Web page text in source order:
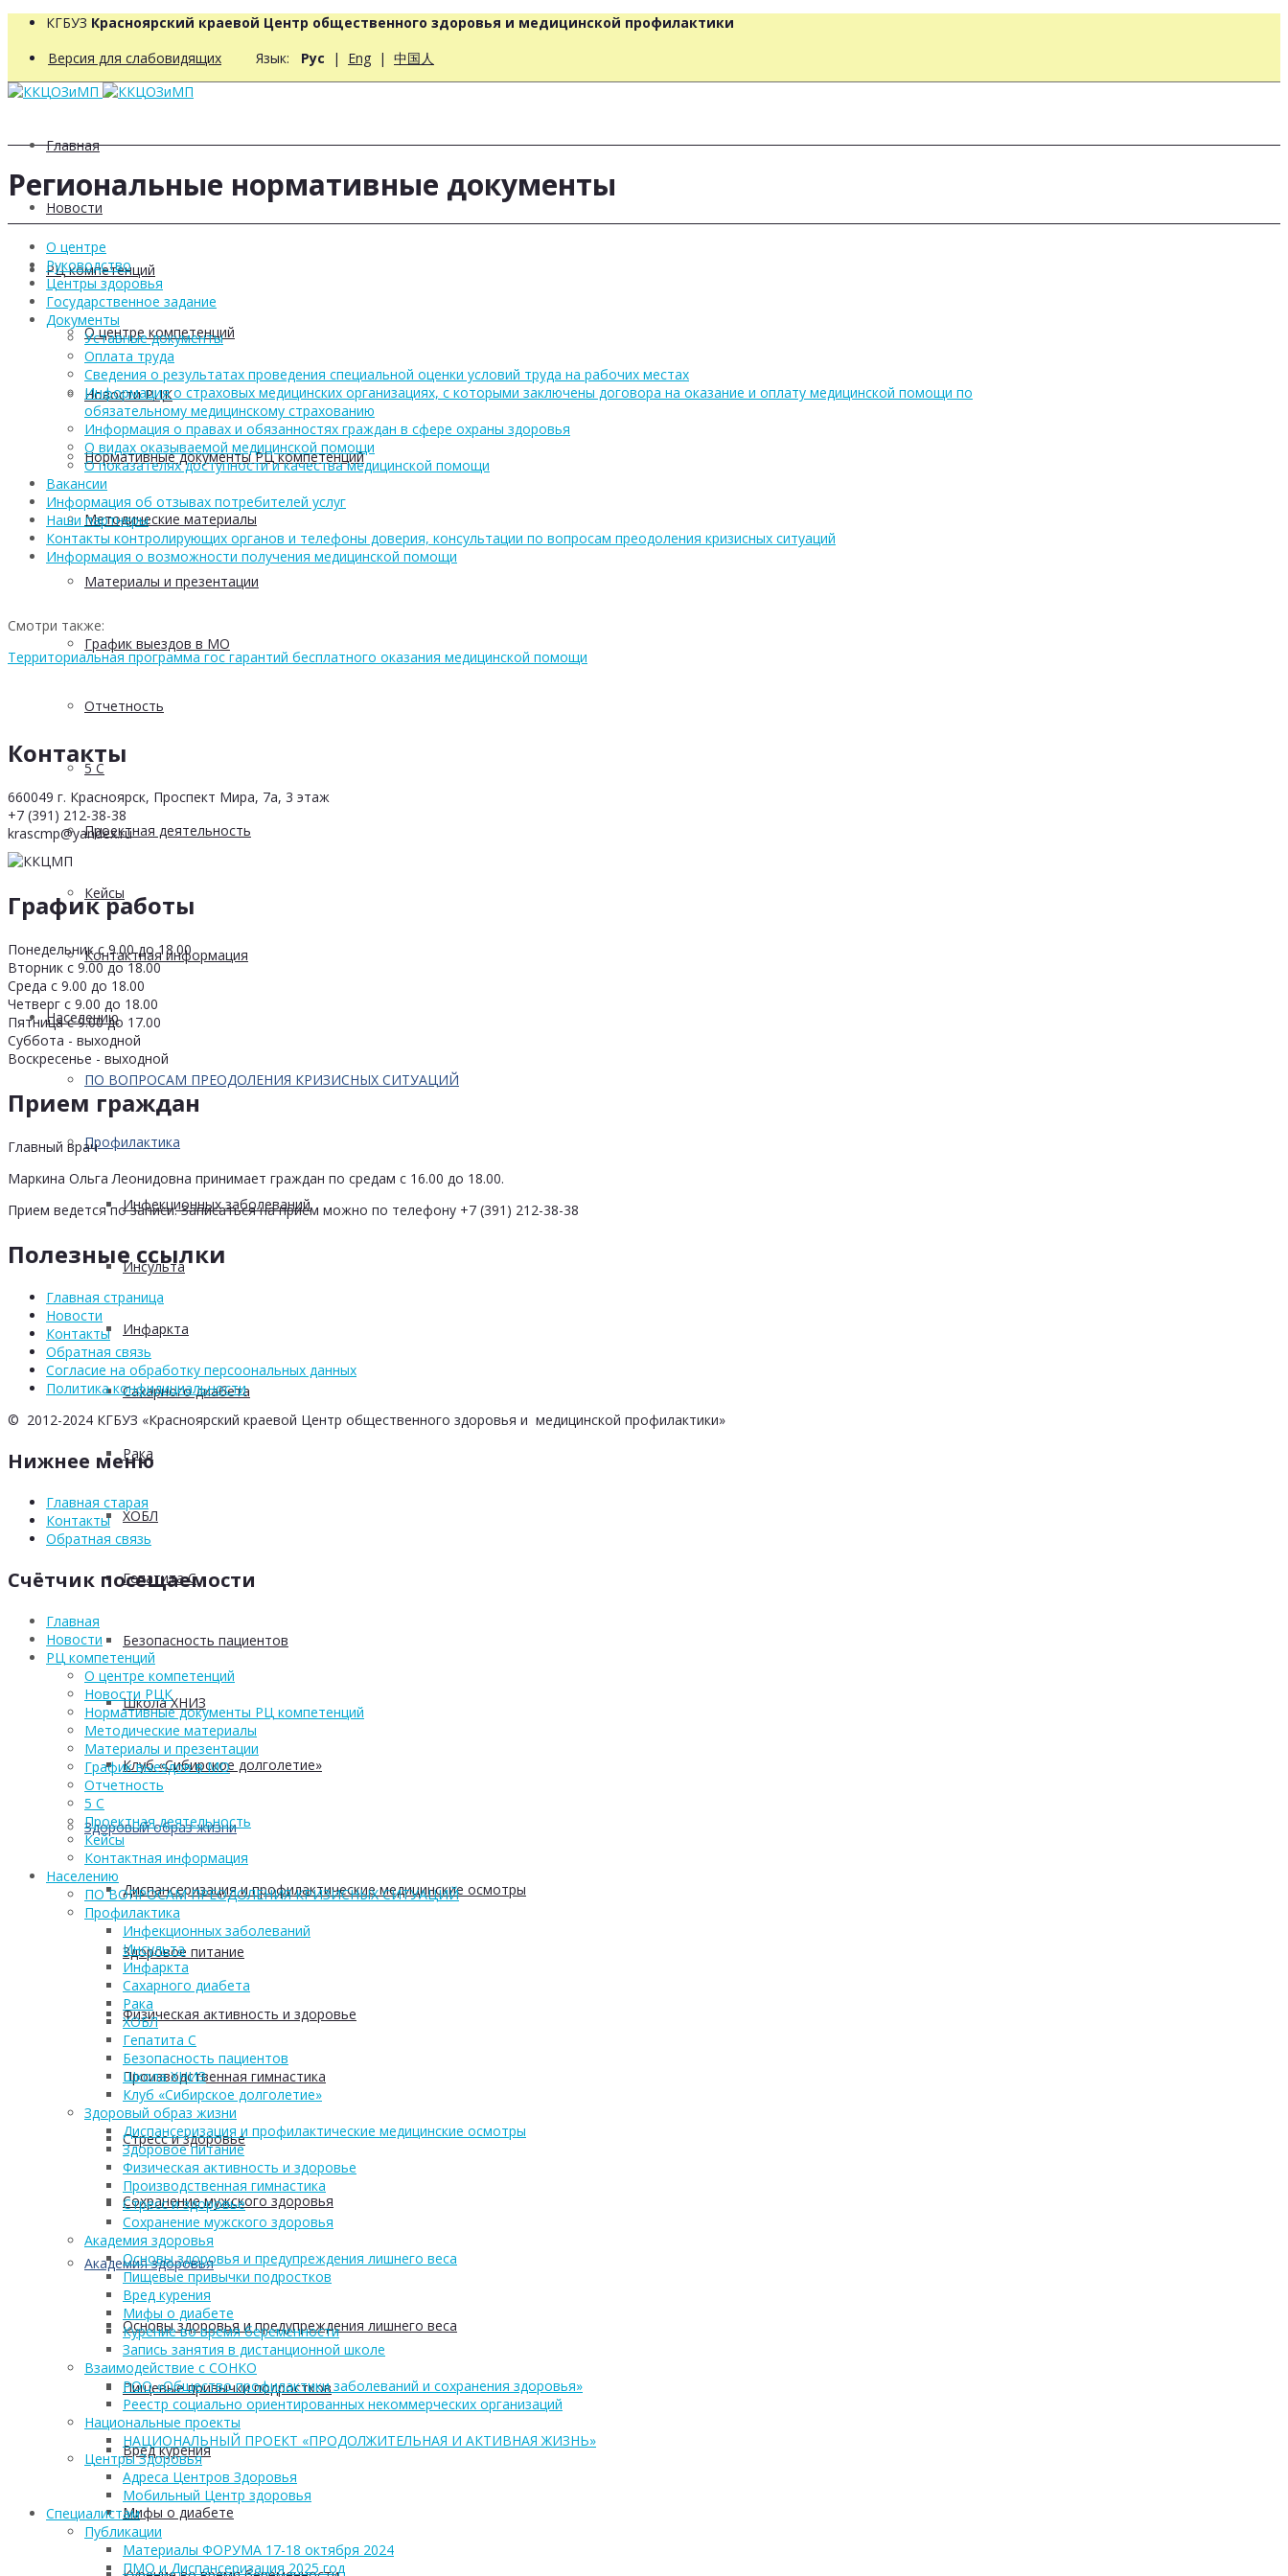
КГБУЗ Красноярский краевой Центр общественного здоровья и медицинской профилактики
Версия для слабовидящих Язык: Рус | Eng | 中国人
Главная
Новости
РЦ компетенций
О центре компетенций
Новости РЦК
Нормативные документы РЦ компетенций
Методические материалы
Материалы и презентации
График выездов в МО
Отчетность
5 С
Проектная деятельность
Кейсы
Контактная информация
Населению
ПО ВОПРОСАМ ПРЕОДОЛЕНИЯ КРИЗИСНЫХ СИТУАЦИЙ
Профилактика
Инфекционных заболеваний
Инсульта
Инфаркта
Сахарного диабета
Рака
ХОБЛ
Гепатита С
Безопасность пациентов
Школа ХНИЗ
Клуб «Сибирское долголетие»
Здоровый образ жизни
Диспансеризация и профилактические медицинские осмотры
Здоровое питание
Физическая активность и здоровье
Производственная гимнастика
Стресс и здоровье
Сохранение мужского здоровья
Академия здоровья
Основы здоровья и предупреждения лишнего веса
Пищевые привычки подростков
Вред курения
Мифы о диабете
Региональные нормативные документы
О центре
Руководство
Центры здоровья
Государственное задание
Документы
Уставные документы
Оплата труда
Сведения о результатах проведения специальной оценки условий труда на рабочих местах
Информация о страховых медицинских организациях, с которыми заключены договора на оказание и оплату медицинской помощи по
обязательному медицинскому страхованию
Информация о правах и обязанностях граждан в сфере охраны здоровья
О видах оказываемой медицинской помощи
О показателях доступности и качества медицинской помощи
Вакансии
Информация об отзывах потребителей услуг
Наши партнеры
Контакты контролирующих органов и телефоны доверия, консультации по вопросам преодоления кризисных ситуаций
Информация о возможности получения медицинской помощи
Смотри также:
Территориальная программа гос гарантий бесплатного оказания медицинской помощи
Контакты
660049 г. Красноярск, Проспект Мира, 7а, 3 этаж
+7 (391) 212-38-38
krascmp@yandex.ru
График работы
Понедельник с 9.00 до 18.00
Вторник с 9.00 до 18.00
Среда с 9.00 до 18.00
Четверг с 9.00 до 18.00
Пятница с 9.00 до 17.00
Суббота - выходной
Воскресенье - выходной
Прием граждан
Главный врач
Маркина Ольга Леонидовна принимает граждан по средам с 16.00 до 18.00.
Прием ведется по записи. Записаться на прием можно по телефону +7 (391) 212-38-38
Полезные ссылки
Главная страница
Новости
Контакты
Обратная связь
Согласие на обработку персоональных данных
Политика конфидициальности
© 2012-2024 КГБУЗ «Красноярский краевой Центр общественного здоровья и медицинской профилактики»
Нижнее меню
Главная старая
Контакты
Обратная связь
Счётчик посещаемости
Главная
Новости
РЦ компетенций
О центре компетенций
Новости РЦК
Нормативные документы РЦ компетенций
Методические материалы
Материалы и презентации
График выездов в МО
Отчетность
5 С
Проектная деятельность
Кейсы
Контактная информация
Населению
ПО ВОПРОСАМ ПРЕОДОЛЕНИЯ КРИЗИСНЫХ СИТУАЦИЙ
Профилактика
Инфекционных заболеваний
Инсульта
Инфаркта
Сахарного диабета
Рака
ХОБЛ
Гепатита С
Безопасность пациентов
Школа ХНИЗ
Клуб «Сибирское долголетие»
Здоровый образ жизни
Диспансеризация и профилактические медицинские осмотры
Здоровое питание
Физическая активность и здоровье
Производственная гимнастика
Стресс и здоровье
Сохранение мужского здоровья
Академия здоровья
Основы здоровья и предупреждения лишнего веса
Пищевые привычки подростков
Вред курения
Мифы о диабете
Курение во время беременности
Запись занятия в дистанционной школе
Взаимодействие с СОНКО
РОО «Общество профилактики заболеваний и сохранения здоровья»
Реестр социально ориентированных некоммерческих организаций
Национальные проекты
НАЦИОНАЛЬНЫЙ ПРОЕКТ «ПРОДОЛЖИТЕЛЬНАЯ И АКТИВНАЯ ЖИЗНЬ»
Центры Здоровья
Адреса Центров Здоровья
Мобильный Центр здоровья
Cпециалистам
Публикации
Материалы ФОРУМА 17-18 октября 2024
ПМО и Диспансеризация 2025 год